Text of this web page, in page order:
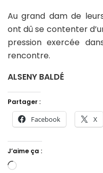
Au grand dam de
ont dû se contenter
pression exercée
rencontre.
ALSENY BALDÉ
Partager :
Facebook X
J’aime ça :
Chargement…